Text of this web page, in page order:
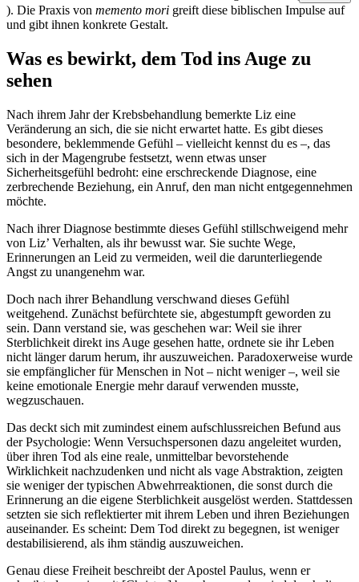
). Die Praxis von memento mori greift diese biblischen Impulse auf
und gibt ihnen konkrete Gestalt.
Was es bewirkt, dem Tod ins Auge zu
sehen
Nach ihrem Jahr der Krebsbehandlung bemerkte Liz eine
Veränderung an sich, die sie nicht erwartet hatte. Es gibt dieses
besondere, beklemmende Gefühl – vielleicht kennst du es –, das
sich in der Magengrube festsetzt, wenn etwas unser
Sicherheitsgefühl bedroht: eine erschreckende Diagnose, eine
zerbrechende Beziehung, ein Anruf, den man nicht entgegennehmen
möchte.
Nach ihrer Diagnose bestimmte dieses Gefühl stillschweigend mehr
von Liz’ Verhalten, als ihr bewusst war. Sie suchte Wege,
Erinnerungen an Leid zu vermeiden, weil die darunterliegende
Angst zu unangenehm war.
Doch nach ihrer Behandlung verschwand dieses Gefühl
weitgehend. Zunächst befürchtete sie, abgestumpft geworden zu
sein. Dann verstand sie, was geschehen war: Weil sie ihrer
Sterblichkeit direkt ins Auge gesehen hatte, ordnete sie ihr Leben
nicht länger darum herum, ihr auszuweichen. Paradoxerweise wurde
sie empfänglicher für Menschen in Not – nicht weniger –, weil sie
keine emotionale Energie mehr darauf verwenden musste,
wegzuschauen.
Das deckt sich mit zumindest einem aufschlussreichen Befund aus
der Psychologie: Wenn Versuchspersonen dazu angeleitet wurden,
über ihren Tod als eine reale, unmittelbar bevorstehende
Wirklichkeit nachzudenken und nicht als vage Abstraktion, zeigten
sie weniger der typischen Abwehrreaktionen, die sonst durch die
Erinnerung an die eigene Sterblichkeit ausgelöst werden. Stattdessen
setzten sie sich reflektierter mit ihrem Leben und ihren Beziehungen
auseinander. Es scheint: Dem Tod direkt zu begegnen, ist weniger
destabilisierend, als ihm ständig auszuweichen.
Genau diese Freiheit beschreibt der Apostel Paulus, wenn er